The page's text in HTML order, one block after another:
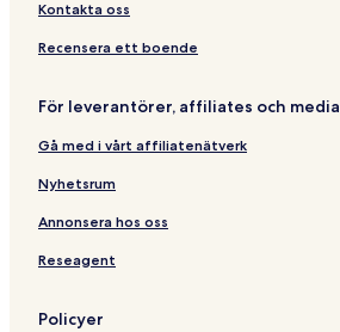
i
n
n
a
t
n
y
o
t
&
p
g
n
Kontakta oss
Recensera ett boende
För leverantörer, affiliates och media
Gå med i vårt affiliatenätverk
Nyhetsrum
Annonsera hos oss
Reseagent
Policyer